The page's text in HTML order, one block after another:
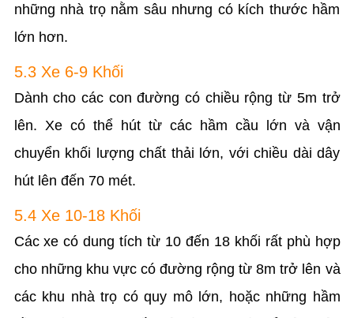
những nhà trọ nằm sâu nhưng có kích thước hầm
lớn hơn.
5.3 Xe 6-9 Khối
Dành cho các con đường có chiều rộng từ 5m trở
lên. Xe có thể hút từ các hầm cầu lớn và vận
chuyển khối lượng chất thải lớn, với chiều dài dây
hút lên đến 70 mét.
5.4 Xe 10-18 Khối
Các xe có dung tích từ 10 đến 18 khối rất phù hợp
cho những khu vực có đường rộng từ 8m trở lên và
các khu nhà trọ có quy mô lớn, hoặc những hầm